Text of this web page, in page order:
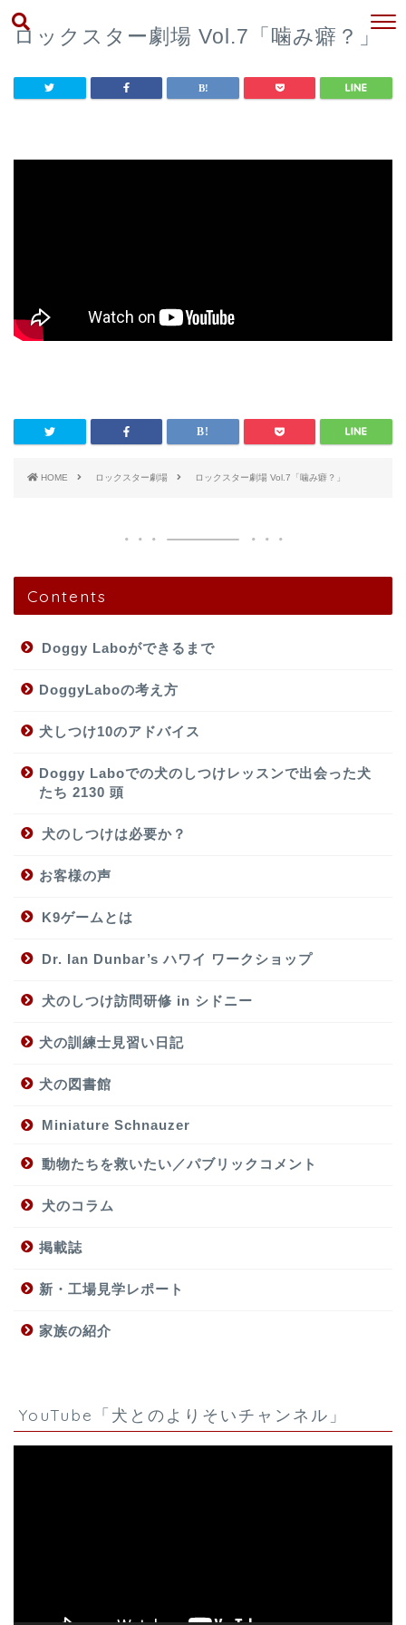
ロックスター劇場 Vol.7「噛み癖？」
HOME ロックスター劇場 ロックスター劇場 Vol.7「噛み癖？」
Contents
Doggy Laboができるまで
DoggyLaboの考え方
犬しつけ10のアドバイス
Doggy Laboでの犬のしつけレッスンで出会った犬
たち 2130 頭
犬のしつけは必要か？
お客様の声
K9ゲームとは
Dr. Ian Dunbar’s ハワイ ワークショップ
犬のしつけ訪問研修 in シドニー
犬の訓練士見習い日記
犬の図書館
Miniature Schnauzer
動物たちを救いたい／パブリックコメント
犬のコラム
掲載誌
新・工場見学レポート
家族の紹介
YouTube「犬とのよりそいチャンネル」